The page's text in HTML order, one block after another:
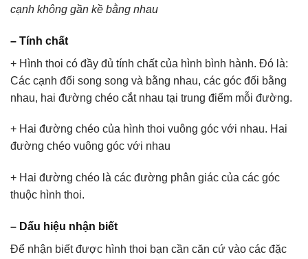
cạnh không gần kề bằng nhau
– Tính chất
+ Hình thoi có đầy đủ tính chất của hình bình hành. Đó là:
Các cạnh đối song song và bằng nhau, các góc đối bằng
nhau, hai đường chéo cắt nhau tại trung điểm mỗi đường.
+ Hai đường chéo của hình thoi vuông góc với nhau. Hai
đường chéo vuông góc với nhau
+ Hai đường chéo là các đường phân giác của các góc
thuộc hình thoi.
– Dấu hiệu nhận biết
Để nhận biết được hình thoi bạn cần căn cứ vào các đặc